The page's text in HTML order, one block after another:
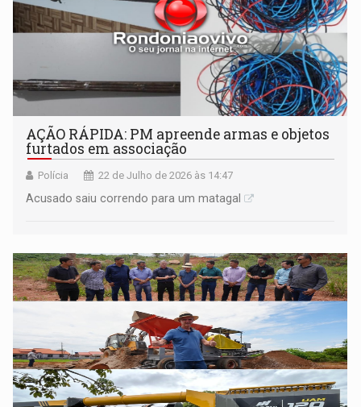
AÇÃO RÁPIDA: PM apreende armas e objetos
furtados em associação
Polícia 22 de Julho de 2026 às 14:47
Acusado saiu correndo para um matagal